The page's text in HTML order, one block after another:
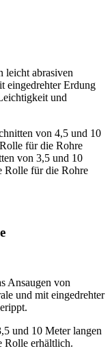
leicht abrasiven
eingedrehter Erdung
und
von 4,5 und 10
für die Rohre
von 3,5 und 10
Rolle für die Rohre
Ansaugen von
und mit eingedrehter
und 10 Meter langen
Rolle erhältlich.